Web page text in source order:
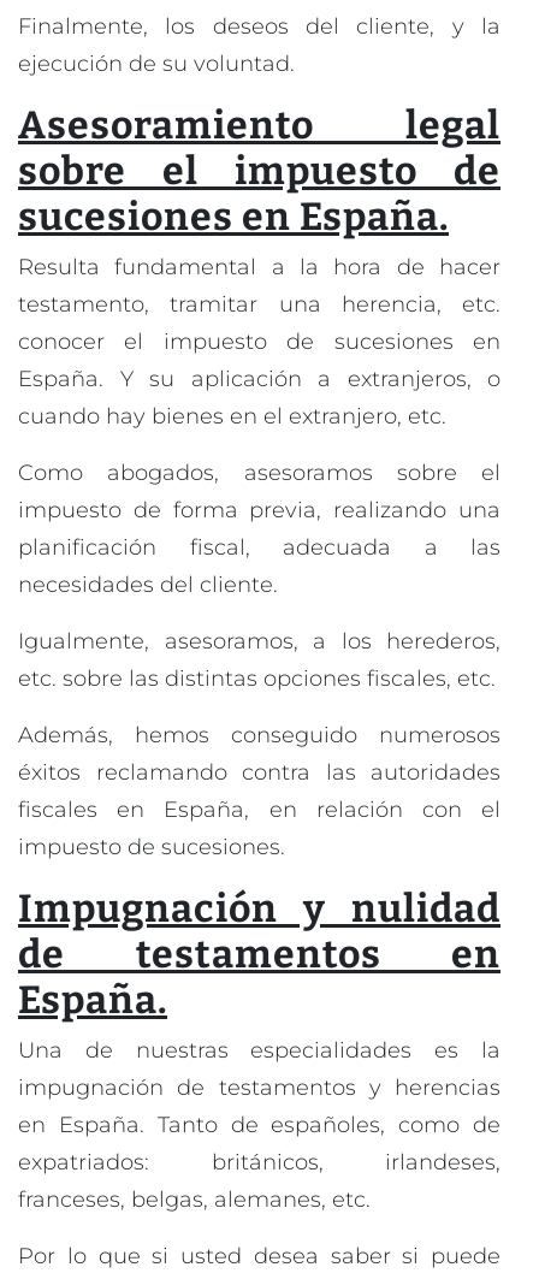
Finalmente, los deseos del cliente, y la
ejecución de su voluntad.
Asesoramiento legal
sobre el impuesto de
sucesiones en España.
Resulta fundamental a la hora de hacer
testamento, tramitar una herencia, etc.
conocer el impuesto de sucesiones en
España. Y su aplicación a extranjeros, o
cuando hay bienes en el extranjero, etc.
Como abogados, asesoramos sobre el
impuesto de forma previa, realizando una
planificación fiscal, adecuada a las
necesidades del cliente.
Igualmente, asesoramos, a los herederos,
etc. sobre las distintas opciones fiscales, etc.
Además, hemos conseguido numerosos
éxitos reclamando contra las autoridades
fiscales en España, en relación con el
impuesto de sucesiones.
Impugnación y nulidad
de testamentos en
España.
Una de nuestras especialidades es la
impugnación de testamentos y herencias
en España. Tanto de españoles, como de
expatriados: británicos, irlandeses,
franceses, belgas, alemanes, etc.
Por lo que si usted desea saber si puede